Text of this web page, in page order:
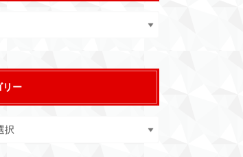
リー